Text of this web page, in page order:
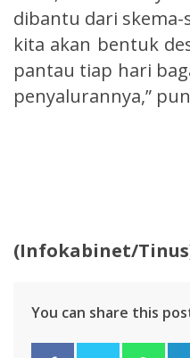
dibantu dari skema-
kita akan bentuk
pantau tiap hari
penyalurannya,”
(Infokabinet/
You can share this